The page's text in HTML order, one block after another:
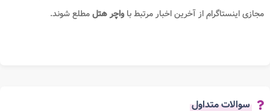
مجازی اینستاگرام از آخرین اخبار مرتبط با واچر هتلمطلع شوند.
سوالات متداول